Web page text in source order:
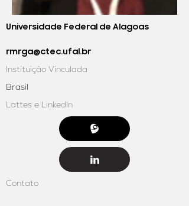
Universidade Federal de Alagoas
rmrga@ctec.ufal.br
Instituição Vinculada
Brasil
Lattes e LinkedIn
Contato